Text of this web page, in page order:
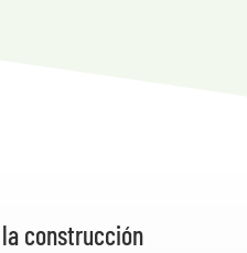
construcción